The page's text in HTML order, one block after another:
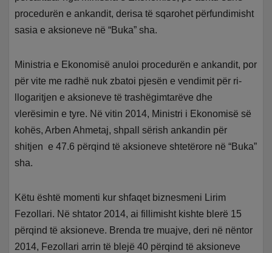
procedurën e ankandit, derisa të sqarohet përfundimisht
sasia e aksioneve në “Buka” sha.
Ministria e Ekonomisë anuloi procedurën e ankandit, por
për vite me radhë nuk zbatoi pjesën e vendimit për ri-
llogaritjen e aksioneve të trashëgimtarëve dhe
vlerësimin e tyre. Në vitin 2014, Ministri i Ekonomisë së
kohës, Arben Ahmetaj, shpall sërish ankandin për
shitjen e 47.6 përqind të aksioneve shtetërore në “Buka”
sha.
Këtu është momenti kur shfaqet biznesmeni Lirim
Fezollari. Në shtator 2014, ai fillimisht kishte blerë 15
përqind të aksioneve. Brenda tre muajve, deri në nëntor
2014, Fezollari arrin të blejë 40 përqind të aksioneve